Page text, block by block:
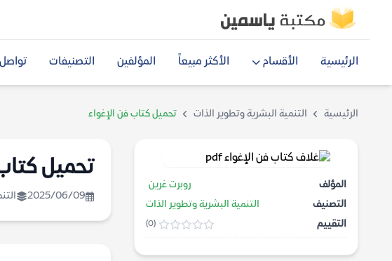
الرئيسية الأقسام الأكثر مبيعاً المؤلفين التصنيفات
الرئيسية التنمية البشرية وتطوير الذات تحميل كتاب فن الإغواء
المؤلف
روبرت غرين
التصنيف
التنمية البشرية وتطوير الذات
التقييم
(0)
تحميل
2025/06/09